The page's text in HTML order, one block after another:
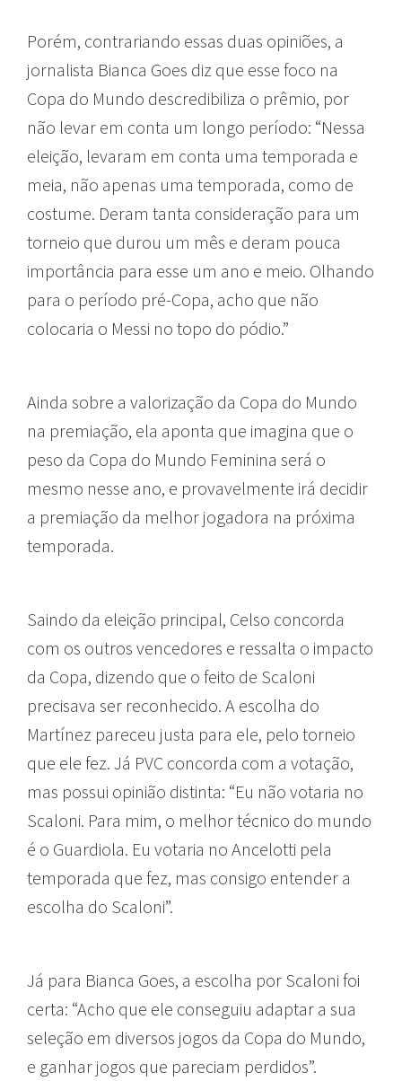
Porém, contrariando essas duas opiniões, a
jornalista Bianca Goes diz que esse foco na
Copa do Mundo descredibiliza o prêmio, por
não levar em conta um longo período: “Nessa
eleição, levaram em conta uma temporada e
meia, não apenas uma temporada, como de
costume. Deram tanta consideração para um
torneio que durou um mês e deram pouca
importância para esse um ano e meio. Olhando
para o período pré-Copa, acho que não
colocaria o Messi no topo do pódio.”
Ainda sobre a valorização da Copa do Mundo
na premiação, ela aponta que imagina que o
peso da Copa do Mundo Feminina será o
mesmo nesse ano, e provavelmente irá decidir
a premiação da melhor jogadora na próxima
temporada.
Saindo da eleição principal, Celso concorda
com os outros vencedores e ressalta o impacto
da Copa, dizendo que o feito de Scaloni
precisava ser reconhecido. A escolha do
Martínez pareceu justa para ele, pelo torneio
que ele fez. Já PVC concorda com a votação,
mas possui opinião distinta: “Eu não votaria no
Scaloni. Para mim, o melhor técnico do mundo
é o Guardiola. Eu votaria no Ancelotti pela
temporada que fez, mas consigo entender a
escolha do Scaloni”.
Já para Bianca Goes, a escolha por Scaloni foi
certa: “Acho que ele conseguiu adaptar a sua
seleção em diversos jogos da Copa do Mundo,
e ganhar jogos que pareciam perdidos”.